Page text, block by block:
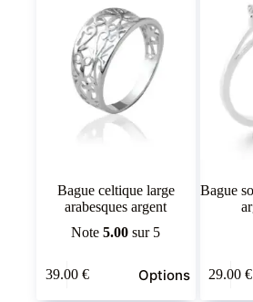
Bague celtique large
arabesques argent
Note5.00 sur 5
39.00 € Options
produit
Bague
29.00€
produit